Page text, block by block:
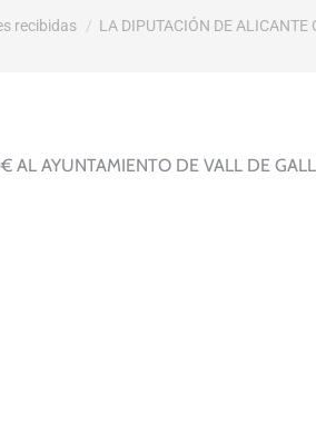
recibidas LA DIPUTACIÓN DE ALICANTE
AYUNTAMIENTO DE VALL DE